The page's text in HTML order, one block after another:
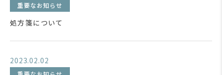
重要なお知らせ
処方箋について
2023.02.02